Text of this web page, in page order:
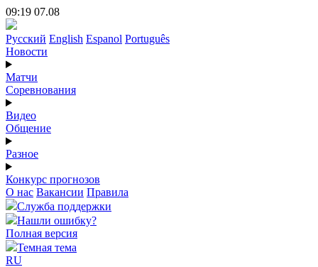
09:19 07.08
Русский English Espanol Português
Новости
Матчи
Соревнования
Видео
Общение
Разное
Конкурс прогнозов
О нас Вакансии Правила
Служба поддержки
Нашли ошибку?
Полная версия
Темная тема
RU